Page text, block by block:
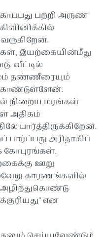
பற்றி அருண்
இயற்கையின்மீது
வீட்டில்
தண்ணீரையும்
நிறைய மரங்கள்
அதிகம்
பார்த்திருக்கிறேன்.
அரிதாகிப்
கோபுரங்கள்,
ஊறு
காரணங்களில்
அழிந்துகொண்டு
என